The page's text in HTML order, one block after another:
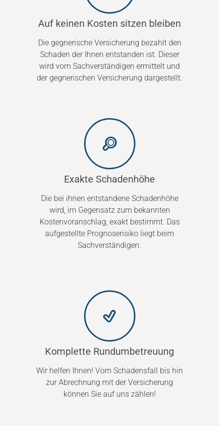
Auf keinen Kosten sitzen bleiben
Die gegnerische Versicherung bezahlt den
Schaden der Ihnen entstanden ist. Dieser
wird vom Sachverständigen ermittelt und
der gegnerischen Versicherung dargestellt.
Exakte Schadenhöhe
Die bei ihnen entstandene Schadenhöhe
wird, im Gegensatz zum bekannten
Kostenvoranschlag, exakt bestimmt. Das
aufgestellte Prognoserisiko liegt beim
Sachverständigen.
Komplette Rundumbetreuung
Wir helfen Ihnen! Vom Schadensfall bis hin
zur Abrechnung mit der Versicherung
können Sie auf uns zählen!